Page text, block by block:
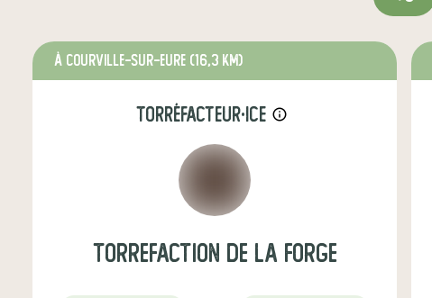
à COURVILLE-SUR-EURE (16,3 km)
torréfacteur·ice info_outline
torrefaction de la forge